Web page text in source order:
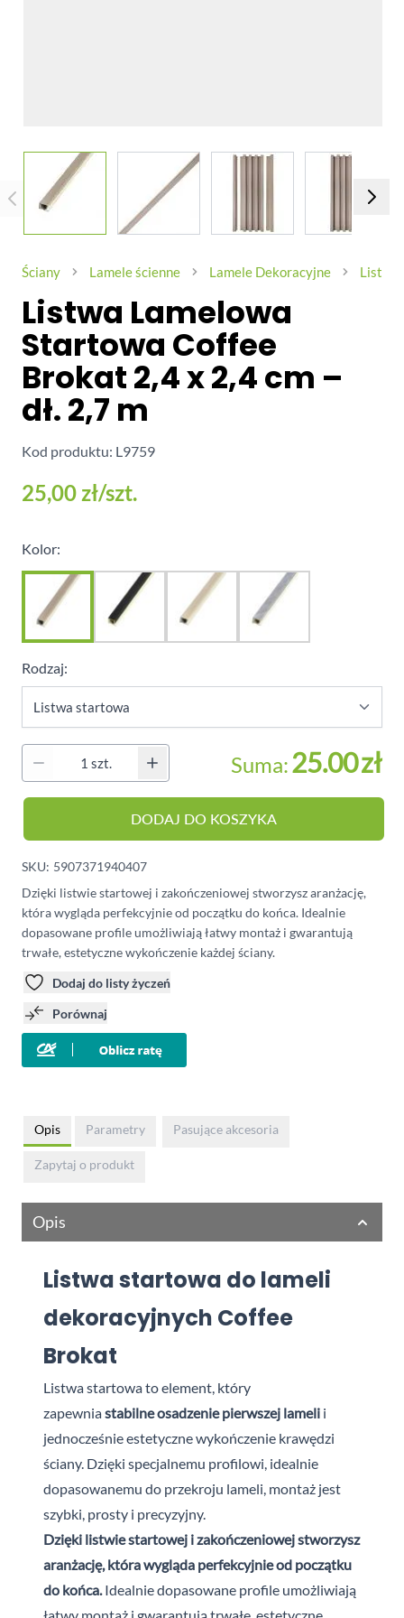
View larger imageView larger imageView larger imageView
Ściany Lamele ścienne Lamele Dekoracyjne Listwy
Listwa Lamelowa
Startowa Coffee
Brokat 2,4 x 2,4 cm –
dł. 2,7 m
Kod produktu: L9759
25,00 zł/szt.
Kolor:
Rodzaj:
Suma:25.00zł
DODAJ DO KOSZYKA
SKU: 5907371940407
Dzięki listwie startowej i zakończeniowej stworzysz aranżację,
która wygląda perfekcyjnie od początku do końca. Idealnie
dopasowane profile umożliwiają łatwy montaż i gwarantują
trwałe, estetyczne wykończenie każdej ściany.
Dodaj do listy życzeń
Porównaj
Opis Parametry Pasujące akcesoria
Zapytaj o produkt
Opis
Listwa startowa do lameli
dekoracyjnych Coffee
Brokat
Listwa startowa to element, który
zapewniastabilne osadzenie pierwszej lameli i
jednocześnie estetyczne wykończenie krawędzi
ściany. Dzięki specjalnemu profilowi, idealnie
dopasowanemu do przekroju lameli, montaż jest
szybki, prosty i precyzyjny.
Dzięki listwie startowej i zakończeniowej stworzysz
aranżację, która wygląda perfekcyjnie od początku
do końca.Idealnie dopasowane profile umożliwiają